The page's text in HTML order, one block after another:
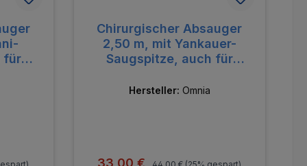
für
Chirurgischer Absauger
2,50 m, mit Yankauer-
Saugspitze, auch für
Knochenspäne
Hersteller: Omnia
Verkaufspreis:Regulärer Preis: